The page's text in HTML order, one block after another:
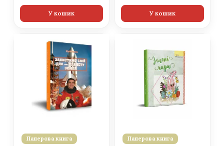
У кошик У кошик
Паперова книга Паперова книга